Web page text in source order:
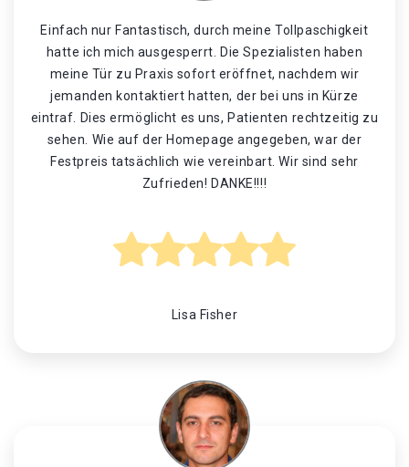
Einfach nur Fantastisch, durch meine Tollpaschigkeit
hatte ich mich ausgesperrt. Die Spezialisten haben
meine Tür zu Praxis sofort eröffnet, nachdem wir
jemanden kontaktiert hatten, der bei uns in Kürze
eintraf. Dies ermöglicht es uns, Patienten rechtzeitig zu
sehen. Wie auf der Homepage angegeben, war der
Festpreis tatsächlich wie vereinbart. Wir sind sehr
Zufrieden! DANKE!!!!
Lisa Fisher